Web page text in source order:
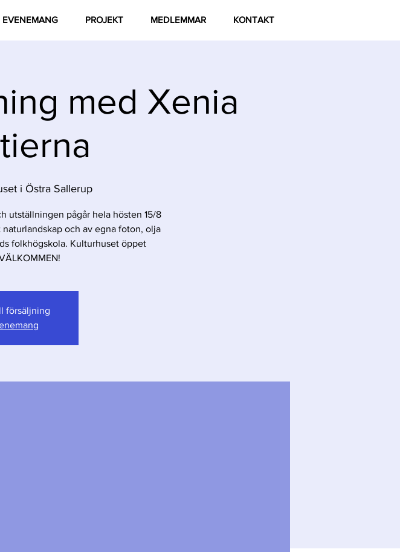
EVENEMANG PROJEKT MEDLEMMAR KONTAKT
med Xenia
i Östra Sallerup
utställningen pågår hela hösten 15/8
naturlandskap och av egna foton, olja
folkhögskola. Kulturhuset öppet
försäljning